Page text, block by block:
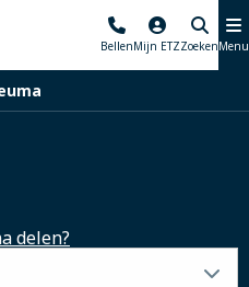
BellenMijn ETZZoekenMenu
delen?